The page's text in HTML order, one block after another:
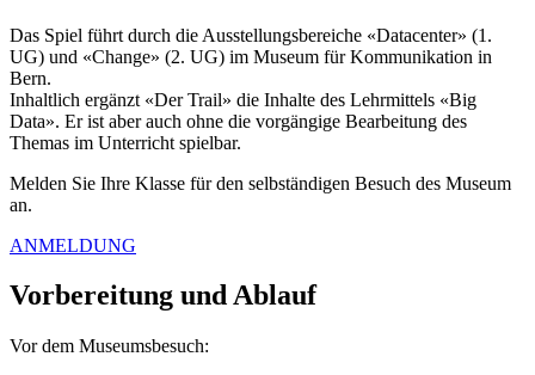
Das Spiel führt durch die Ausstellungsbereiche «Datacenter» (1.
UG) und «Change» (2. UG) im Museum für Kommunikation in
Bern.
Inhaltlich ergänzt «Der Trail» die Inhalte des Lehrmittels «Big
Data». Er ist aber auch ohne die vorgängige Bearbeitung des
Themas im Unterricht spielbar.
Melden Sie Ihre Klasse für den selbständigen Besuch des Museum
an.
ANMELDUNG
Vorbereitung und Ablauf
Vor dem Museumsbesuch: